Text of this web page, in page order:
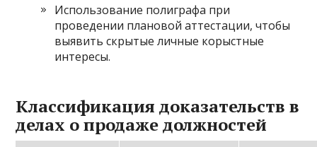
Использование полиграфа при
проведении плановой аттестации, чтобы
выявить скрытые личные корыстные
интересы.
Классификация доказательств в
делах о продаже должностей